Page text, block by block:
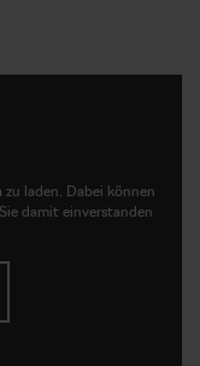
zu laden. Dabei können
damit einverstanden